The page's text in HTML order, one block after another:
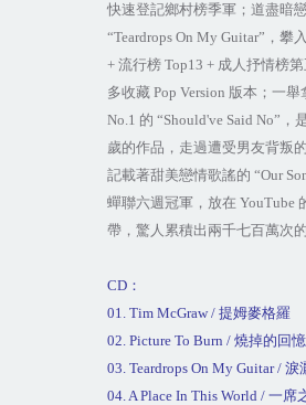
快速登記鄉村榜季軍；道盡暗
“Teardrops On My Guitar” ，攀
+ 流行榜 Top13 + 成人抒情榜
多收藏 Pop Version 版本；一舉
No.1 的 “Should've Said No” ，
歲的作品，走過遭受男友背叛
記載著甜美戀情歌謠的 “Our
蟬聯六週冠軍，放在 YouTube
帶，驚人累積出兩千七百萬次的
CD：
01. Tim McGraw / 提姆麥格羅
02. Picture To Burn / 燒掉的回憶
03. Teardrops On My Guitar / 淚
04. A Place In This World / 一席